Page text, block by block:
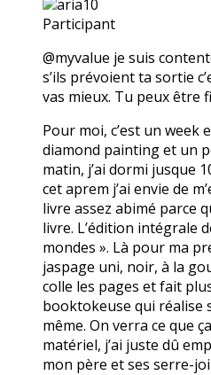
aria10
Participant
@myvalue je suis
s’ils prévoient ta sortie
vas mieux. Tu peux être
Pour moi, c’est un week
diamond painting et un
matin, j’ai dormi jusque
cet aprem j’ai envie de
livre assez abimé parce
livre. L’édition intégrale
mondes ». Là pour ma
jaspage uni, noir, à la
colle les pages et fait
booktokeuse qui réalise
même. On verra ce que
matériel, j’ai juste dû
mon père et ses serre-